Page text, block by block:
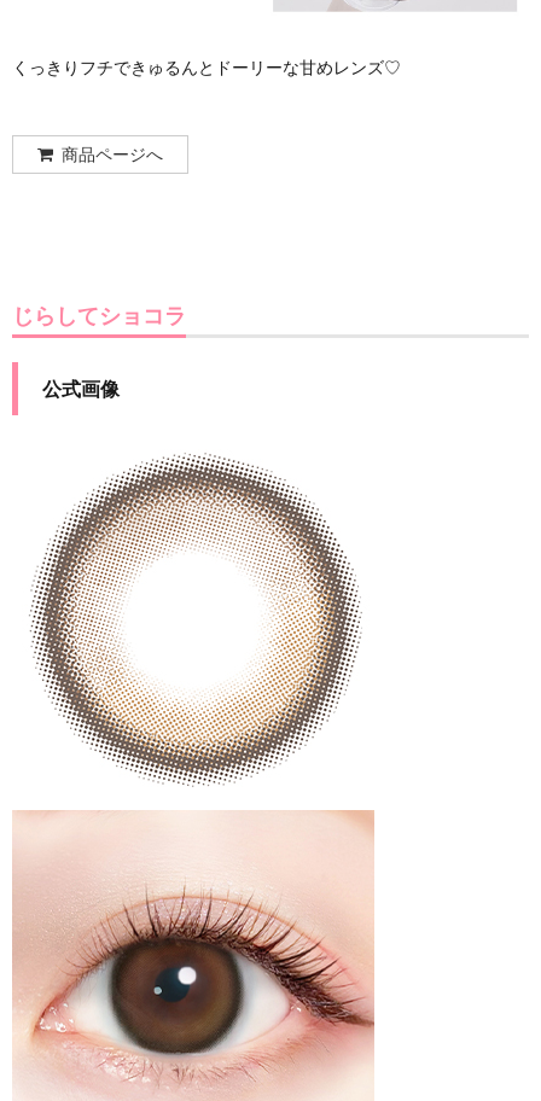
くっきりフチできゅるんとドーリーな甘めレンズ♡
商品ページへ
じらしてショコラ
公式画像